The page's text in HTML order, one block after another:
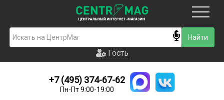
Гость
Новинки
Гость
+7 (495) 374-67-62
Пн-Пт 9:00-19:00